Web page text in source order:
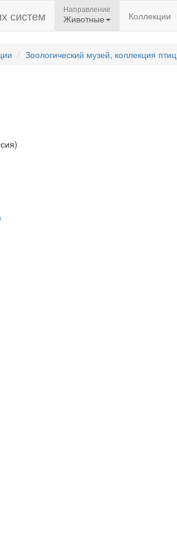
систем Направление
Животные Коллекции
Зоологический музей, коллекция птиц